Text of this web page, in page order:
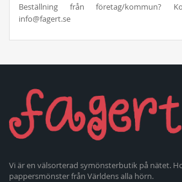
Beställning från företag/kommun?
info@fagert.se
Vi är en välsorterad symönsterbutik på nätet.
pappersmönster från Världens alla hörn.